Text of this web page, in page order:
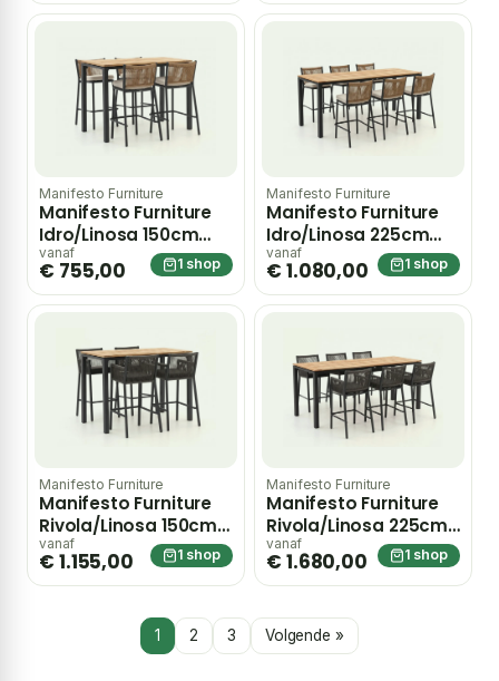
Manifesto Furniture
Manifesto Furniture
Idro/Linosa 150cm
barset 5-delig
stapelbaar
vanaf
€ 755,00 1 shop
Manifesto Furniture
Manifesto Furniture
Idro/Linosa 225cm
barset 7-delig
stapelbaar
vanaf
€ 1.080,00 1 shop
Manifesto Furniture
Manifesto Furniture
Rivola/Linosa 150cm
barset 5-delig
vanaf
€ 1.155,00 1 shop
Manifesto Furniture
Manifesto Furniture
Rivola/Linosa 225cm
barset 7-delig
vanaf
€ 1.680,00 1 shop
1 2 3 Volgende »